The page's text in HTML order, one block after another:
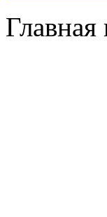
Главная